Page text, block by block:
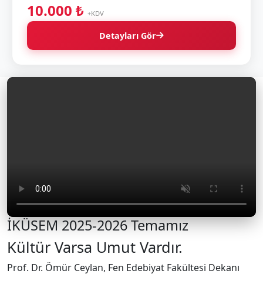
10.000 ₺ +KDV
Detayları Gör
İKÜSEM 2025-2026 Temamız
Kültür Varsa Umut Vardır.
Prof. Dr. Ömür Ceylan, Fen Edebiyat Fakültesi Dekanı